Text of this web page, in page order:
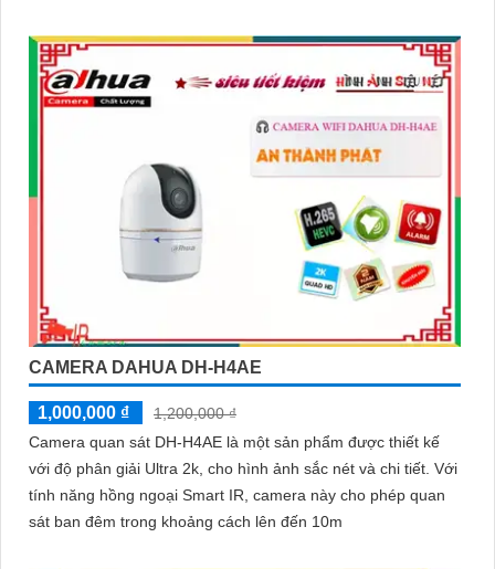
CAMERA DAHUA DH-H4AE
1,000,000 ₫
1,200,000 ₫
Camera quan sát DH-H4AE là một sản phẩm được thiết kế
với độ phân giải Ultra 2k, cho hình ảnh sắc nét và chi tiết. Với
tính năng hồng ngoại Smart IR, camera này cho phép quan
sát ban đêm trong khoảng cách lên đến 10m